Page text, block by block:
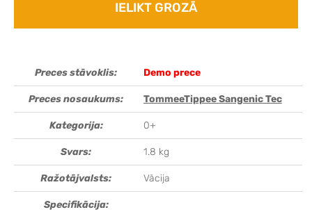
IELIKT GROZĀ
Preces stāvoklis: Demo prece
Preces nosaukums: TommeeTippee Sangenic Tec
Kategorija: 0+
Svars: 1.8 kg
Ražotājvalsts: Vācija
Specifikācija: